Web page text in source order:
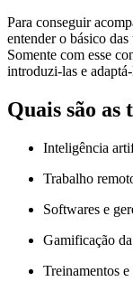
Para conseguir
entender o básico
Somente com esse
introduzi-las e
Quais são as
Inteligência
Trabalho
Softwares e
Gamificação
Treinamentos